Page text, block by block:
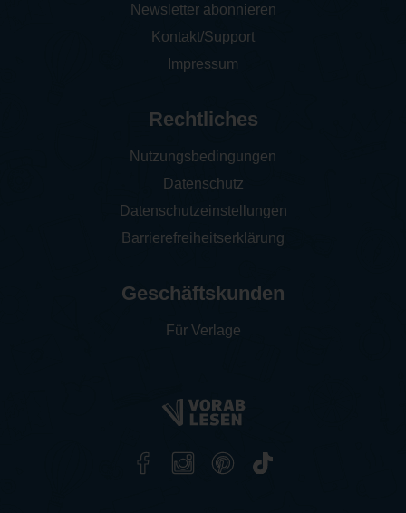
Newsletter abonnieren
Kontakt/Support
Impressum
Rechtliches
Nutzungsbedingungen
Datenschutz
Datenschutzeinstellungen
Barrierefreiheitserklärung
Geschäftskunden
Für Verlage